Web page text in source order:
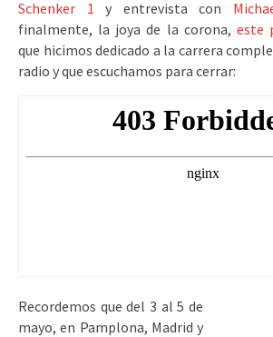
Schenker 1 y entrevista con
finalmente, la joya de la corona, este
que hicimos dedicado a la carrera
radio y que escuchamos para cerrar:
Recordemos que del 3 al 5 de
mayo, en Pamplona, Madrid y